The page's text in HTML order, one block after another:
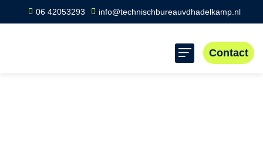
06 42053293 info@technischbureauvdhadelkamp.nl
Contact